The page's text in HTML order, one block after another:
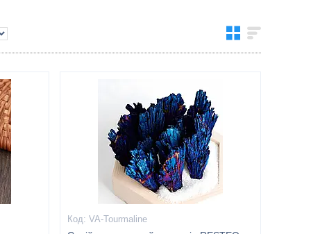
VA-Tourmaline